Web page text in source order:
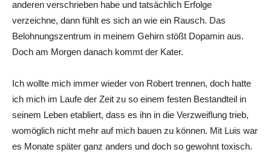
anderen verschrieben habe und tatsächlich Erfolge
verzeichne, dann fühlt es sich an wie ein Rausch. Das
Belohnungszentrum in meinem Gehirn stößt Dopamin aus.
Doch am Morgen danach kommt der Kater.
Ich wollte mich immer wieder von Robert trennen, doch hatte
ich mich im Laufe der Zeit zu so einem festen Bestandteil in
seinem Leben etabliert, dass es ihn in die Verzweiflung trieb,
womöglich nicht mehr auf mich bauen zu können. Mit Luis war
es Monate später ganz anders und doch so gewohnt toxisch.